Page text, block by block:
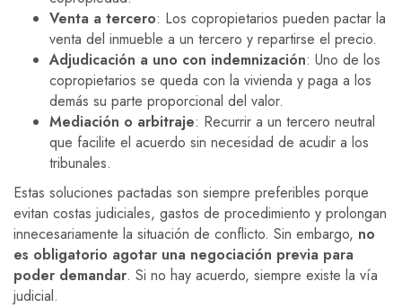
Venta a tercero: Los copropietarios pueden pactar la
venta del inmueble a un tercero y repartirse el precio.
Adjudicación a uno con indemnización: Uno de los
copropietarios se queda con la vivienda y paga a los
demás su parte proporcional del valor.
Mediación o arbitraje: Recurrir a un tercero neutral
que facilite el acuerdo sin necesidad de acudir a los
tribunales.
Estas soluciones pactadas son siempre preferibles porque
evitan costas judiciales, gastos de procedimiento y prolongan
innecesariamente la situación de conflicto. Sin embargo, no
es obligatorio agotar una negociación previa para
poder demandar. Si no hay acuerdo, siempre existe la vía
judicial.